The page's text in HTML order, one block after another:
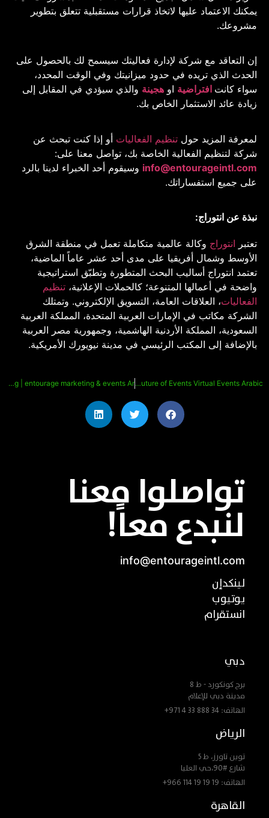
يمكنك الاعتماد عليها لاتخاذ قرارات مستقبلية تتعلق بتطوير
مشروعك.
إن التعاقد مع شركة لإدارة فعاليتك سيسمح لك بالحصول على
الحدث الذي تريده في حدود ميزانيتك وفي الوقت المحدد،
سواء كانت افتراضية او هجينة والذي سيؤدي في المقابل إلى
زيادة عائد الاستثمار الخاص بك.
لمعرفة المزيد حول تنظيم الفعاليات أو إذا كنت تبحث عن
شركة لتنظيم الفعالية الخاصة بك، تواصل معنا على:
info@entourageintl.com وسيقوم أحد الخبراء لدينا بالرد
على جميع استفساراتك.
نبذة عن انتوراج:
تعتبر انتوراج وكالة عالمية متكاملة تعمل في منطقة الشرق
الأوسط وشمال أفريقيا على مدى أحد عشر عاماً الماضية،
تعتمد انتوراج أساليب البحث المتطورة وتطبّق استراتيجية
واضحة في أعمالها المتنوعة؛ كالحملات الإعلانية، تنظيم
الفعاليات، العلاقات العامة، التسويق الإلكتروني. وتمتلك
الشركة مكاتب في الإمارات العربية المتحدة، المملكة العربية
السعودية، المملكة الأردنية الهاشمية، وجمهورية مصر العربية
بالإضافة إلى المكتب الرئيسي في مدينة نيويورك الأمريكية.
An Introduction to- The Future of Events Virtual Events Arabic
Digital Marketing | entourage marketing & events Ar
تواصلوا معنا
لنبدع معاً!
info@entourageintl.com
لينكدإن
يوتيوب
انستقرام
دبي
برج كونكورد - ط 8
مدينة دبي للإعلام
الهاتف:+971 4 33 888 34
الرياض
توين تاورز، ط 5
شارع #90،حي العليا
الهاتف: +966 114 19 19 19
القاهرة